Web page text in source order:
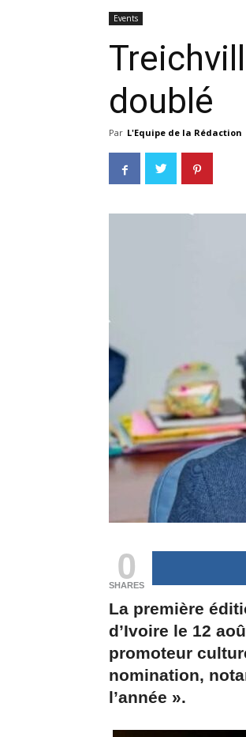
Events
doublé
Par L'Equipe de la Rédaction
0
SHARES
La première
d’Ivoire le 12
promoteur
nomination,
l’année ».